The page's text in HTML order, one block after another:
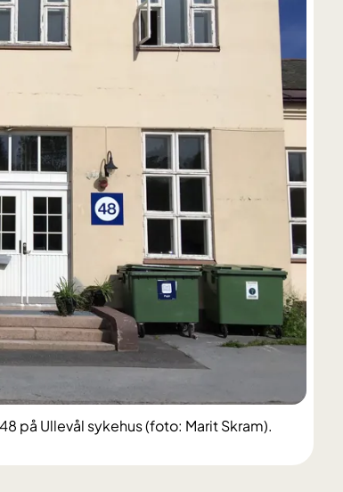
på Ullevål sykehus (foto: Marit Skram).